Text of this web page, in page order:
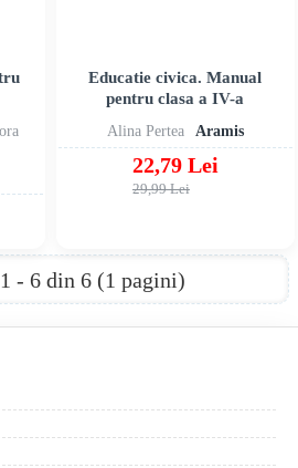
Alina Pertea Aramis
Educatie civica. Manual
pentru clasa a IV-a
22,79 Lei
29,99 Lei
- 6 din 6 (1 pagini)